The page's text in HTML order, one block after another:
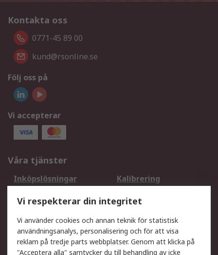
Kontakta oss
0771-45 89 00
kund@rsonline.se
Följ oss på
Vi accepterar
Våra tjänster
Inköpslösningar
Kalibrering
DesignSpark
Teknisk Support
Ditt lokala säljteam
Exportlösningar
Support
Vi respekterar din integritet
Vi använder cookies och annan teknik för statistisk
användningsanalys, personalisering och för att visa
reklam på tredje parts webbplatser. Genom att klicka på
"Acceptera alla" samtycker du till behandling av icke